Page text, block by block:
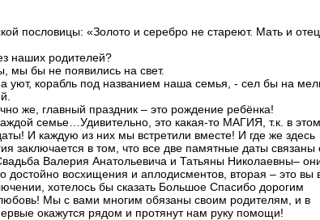
пословицы: «Золото и серебро не стареют. Мать и отец
наших родителей?
мы бы не появились на свет.
уют, корабль под названием наша семья, - сел бы на
же, главный праздник – это рождение ребёнка!
семье…Удивительно, это какая-то МАГИЯ, т.к. в этом
И каждую из них мы встретили вместе! И где же здесь
заключается в том, что все две памятные даты связаны
Валерия Анатольевича и Татьяны Николаевны–
достойно восхищения и аплодисментов, вторая – это вы
хотелось бы сказать Большое Спасибо дорогим
Мы с вами многим обязаны своим родителям, и в
окажутся рядом и протянут нам руку помощи!